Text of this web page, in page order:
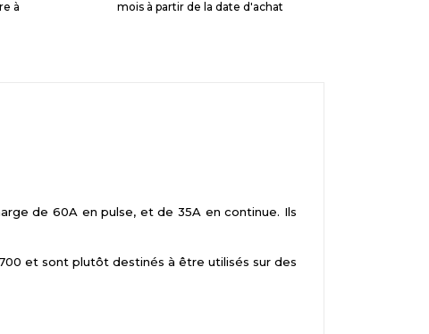
à
mois à partir de la date d'achat
de 60A en pulse, et de 35A en continue. Ils
et sont plutôt destinés à être utilisés sur des